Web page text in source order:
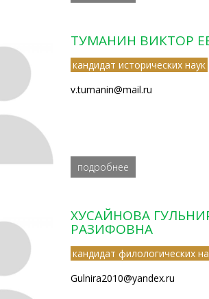
ТУМАНИН ВИКТОР
кандидат исторических наук
v.tumanin@mail.ru
подробнее
ХУСАЙНОВА
РАЗИФОВНА
кандидат филологических
Gulnira2010@yandex.ru